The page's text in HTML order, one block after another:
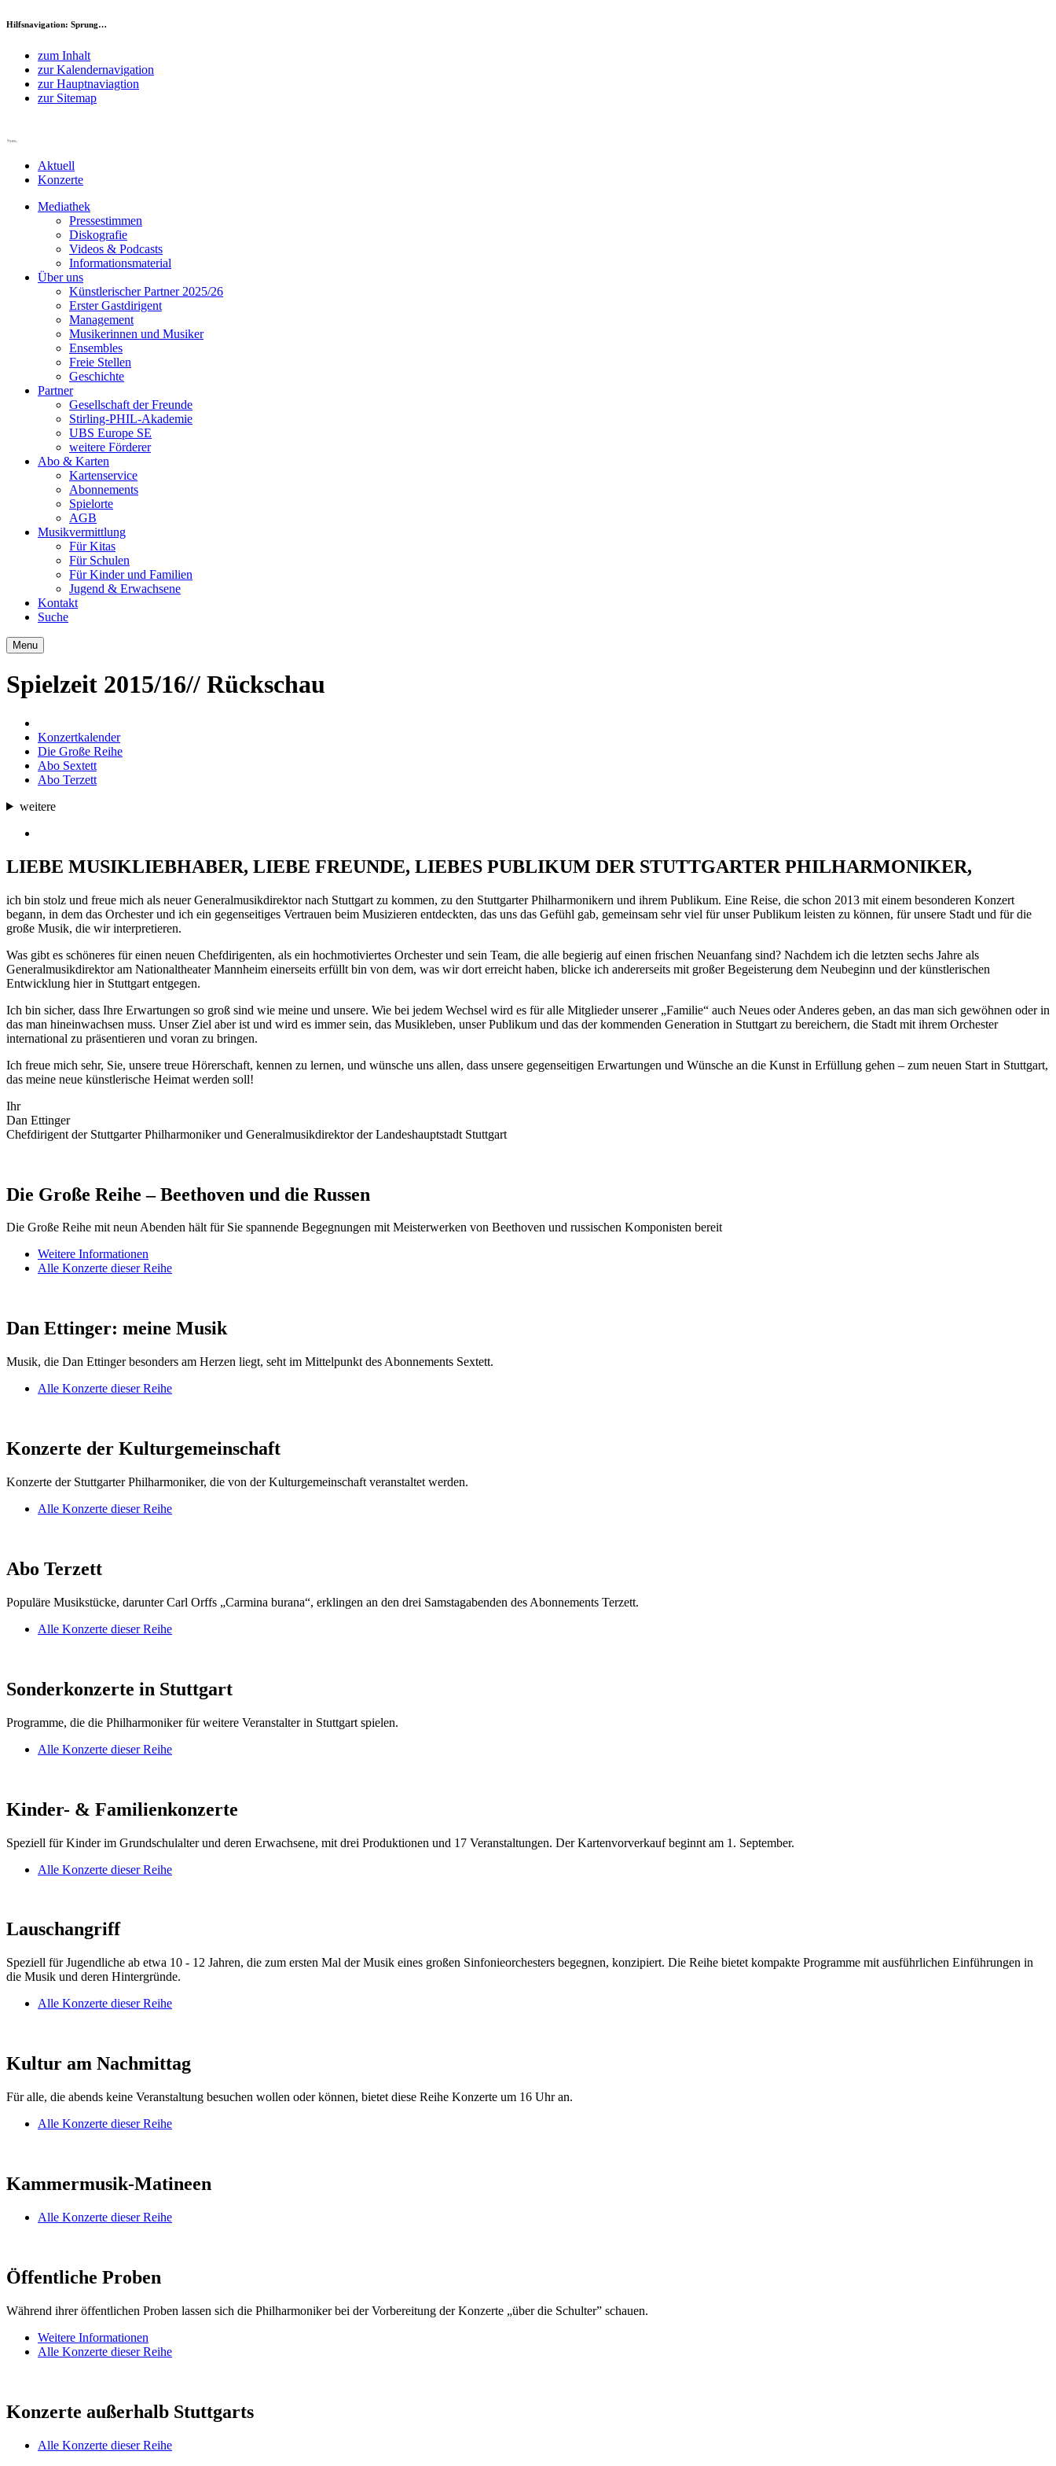
Hilfsnavigation: Sprung…
zum Inhalt
zur Kalendernavigation
zur Hauptnaviagtion
zur Sitemap
Aktuell
Konzerte
Mediathek
Pressestimmen
Diskografie
Videos & Podcasts
Informationsmaterial
Über uns
Künstlerischer Partner 2025/26
Erster Gastdirigent
Management
Musikerinnen und Musiker
Ensembles
Freie Stellen
Geschichte
Partner
Gesellschaft der Freunde
Stirling-PHIL-Akademie
UBS Europe SE
weitere Förderer
Abo & Karten
Kartenservice
Abonnements
Spielorte
AGB
Musikvermittlung
Für Kitas
Für Schulen
Für Kinder und Familien
Jugend & Erwachsene
Kontakt
Suche
Menu
Spielzeit 2015/16// Rückschau
Konzertkalender
Die Große Reihe
Abo Sextett
Abo Terzett
weitere
LIEBE MUSIKLIEBHABER, LIEBE FREUNDE, LIEBES PUBLIKUM DER STUTTGARTER PHILHARMONIKER,
ich bin stolz und freue mich als neuer Generalmusikdirektor nach Stuttgart zu kommen, zu den Stuttgarter Philharmonikern und ihrem Publikum. Eine Reise, die schon 2013 mit einem besonderen Konzert
begann, in dem das Orchester und ich ein gegenseitiges Vertrauen beim Musizieren entdeckten, das uns das Gefühl gab, gemeinsam sehr viel für unser Publikum leisten zu können, für unsere Stadt und für die
große Musik, die wir interpretieren.
Was gibt es schöneres für einen neuen Chefdirigenten, als ein hochmotiviertes Orchester und sein Team, die alle begierig auf einen frischen Neuanfang sind? Nachdem ich die letzten sechs Jahre als
Generalmusikdirektor am Nationaltheater Mannheim einerseits erfüllt bin von dem, was wir dort erreicht haben, blicke ich andererseits mit großer Begeisterung dem Neubeginn und der künstlerischen
Entwicklung hier in Stuttgart entgegen.
Ich bin sicher, dass Ihre Erwartungen so groß sind wie meine und unsere. Wie bei jedem Wechsel wird es für alle Mitglieder unserer „Familie“ auch Neues oder Anderes geben, an das man sich gewöhnen oder in
das man hineinwachsen muss. Unser Ziel aber ist und wird es immer sein, das Musikleben, unser Publikum und das der kommenden Generation in Stuttgart zu bereichern, die Stadt mit ihrem Orchester
international zu präsentieren und voran zu bringen.
Ich freue mich sehr, Sie, unsere treue Hörerschaft, kennen zu lernen, und wünsche uns allen, dass unsere gegenseitigen Erwartungen und Wünsche an die Kunst in Erfüllung gehen – zum neuen Start in Stuttgart,
das meine neue künstlerische Heimat werden soll!
Ihr
Dan Ettinger
Chefdirigent der Stuttgarter Philharmoniker und Generalmusikdirektor der Landeshauptstadt Stuttgart
Die Große Reihe – Beethoven und die Russen
Die Große Reihe mit neun Abenden hält für Sie spannende Begegnungen mit Meisterwerken von Beethoven und russischen Komponisten bereit
Weitere Informationen
Alle Konzerte dieser Reihe
Dan Ettinger: meine Musik
Musik, die Dan Ettinger besonders am Herzen liegt, seht im Mittelpunkt des Abonnements Sextett.
Alle Konzerte dieser Reihe
Konzerte der Kulturgemeinschaft
Konzerte der Stuttgarter Philharmoniker, die von der Kulturgemeinschaft veranstaltet werden.
Alle Konzerte dieser Reihe
Abo Terzett
Populäre Musikstücke, darunter Carl Orffs „Carmina burana“, erklingen an den drei Samstagabenden des Abonnements Terzett.
Alle Konzerte dieser Reihe
Sonderkonzerte in Stuttgart
Programme, die die Philharmoniker für weitere Veranstalter in Stuttgart spielen.
Alle Konzerte dieser Reihe
Kinder- & Familienkonzerte
Speziell für Kinder im Grundschulalter und deren Erwachsene, mit drei Produktionen und 17 Veranstaltungen. Der Kartenvorverkauf beginnt am 1. September.
Alle Konzerte dieser Reihe
Lauschangriff
Speziell für Jugendliche ab etwa 10 - 12 Jahren, die zum ersten Mal der Musik eines großen Sinfonieorchesters begegnen, konzipiert. Die Reihe bietet kompakte Programme mit ausführlichen Einführungen in
die Musik und deren Hintergründe.
Alle Konzerte dieser Reihe
Kultur am Nachmittag
Für alle, die abends keine Veranstaltung besuchen wollen oder können, bietet diese Reihe Konzerte um 16 Uhr an.
Alle Konzerte dieser Reihe
Kammermusik-Matineen
Alle Konzerte dieser Reihe
Öffentliche Proben
Während ihrer öffentlichen Proben lassen sich die Philharmoniker bei der Vorbereitung der Konzerte „über die Schulter” schauen.
Weitere Informationen
Alle Konzerte dieser Reihe
Konzerte außerhalb Stuttgarts
Alle Konzerte dieser Reihe